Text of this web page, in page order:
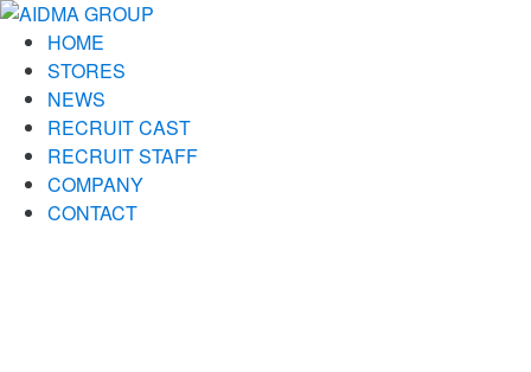
HOME
STORES
NEWS
RECRUIT CAST
RECRUIT STAFF
COMPANY
CONTACT